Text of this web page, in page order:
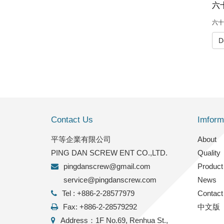
六
六
Contact Us
平等企業有限公司
PING DAN SCREW ENT CO.,LTD.
pingdanscrew@gmail.com
service@pingdanscrew.com
Tel : +886-2-28577979
Fax: +886-2-28579292
Address：1F No.69, Renhua St.,
About
Quality
Product
News
中文版
FACTORY INFO